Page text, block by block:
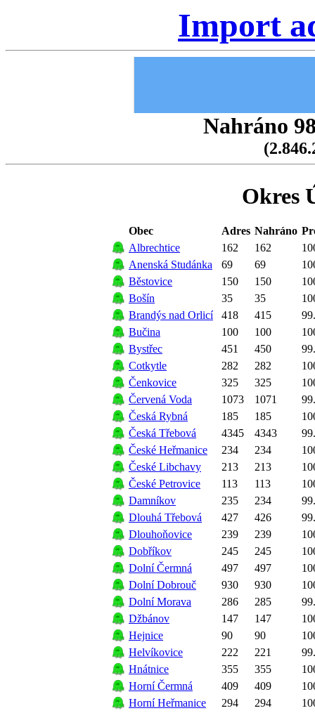
Import
Nahráno
Okres
Obec Adres Nahráno
Albrechtice
162 162
Anenská Studánka
69 69
Běstovice
150 150
Bošín
35 35
Brandýs nad Orlicí
418 415
Bučina
100 100
Bystřec
451 450
Cotkytle
282 282
Čenkovice
325 325
Červená Voda
1073 1071
Česká Rybná
185 185
Česká Třebová
4345 4343
České Heřmanice
234 234
České Libchavy
213 213
České Petrovice
113 113
Damníkov
235 234
Dlouhá Třebová
427 426
Dlouhoňovice
239 239
Dobříkov
245 245
Dolní Čermná
497 497
Dolní Dobrouč
930 930
Dolní Morava
286 285
Džbánov
147 147
Hejnice
90 90
Helvíkovice
222 221
Hnátnice
355 355
Horní Čermná
409 409
Horní Heřmanice
294 294